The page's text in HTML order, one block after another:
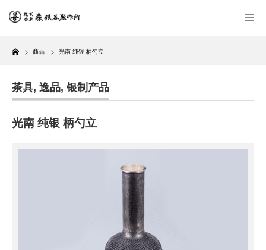
Home
商品 光南 纯银 柄勺立
茶具, 逸品,银制产品
光南 纯银 柄勺立